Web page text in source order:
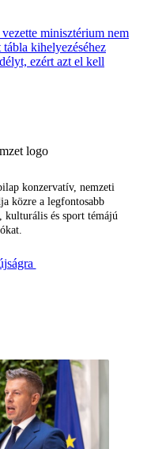
minisztérium nem
kihelyezéséhez
ezért azt el kell
konzervatív, nemzeti
közre a legfontosabb
kulturális és sport témájú